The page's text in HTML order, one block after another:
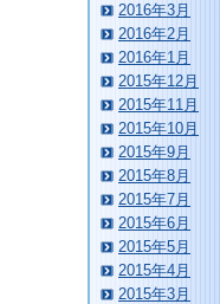
2016年3月
2016年2月
2016年1月
2015年12月
2015年11月
2015年10月
2015年9月
2015年8月
2015年7月
2015年6月
2015年5月
2015年4月
2015年3月